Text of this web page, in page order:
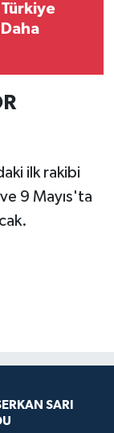
Türkiye
ilk rakibi
9 Mayıs'ta
SARI